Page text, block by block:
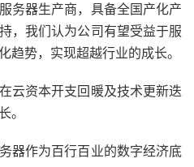
务器生产商，具备全国产化产
，我们认为公司有望受益于服
趋势，实现超越行业的成长。
云资本开支回暖及技术更新迭
。
器作为百行百业的数字经济底